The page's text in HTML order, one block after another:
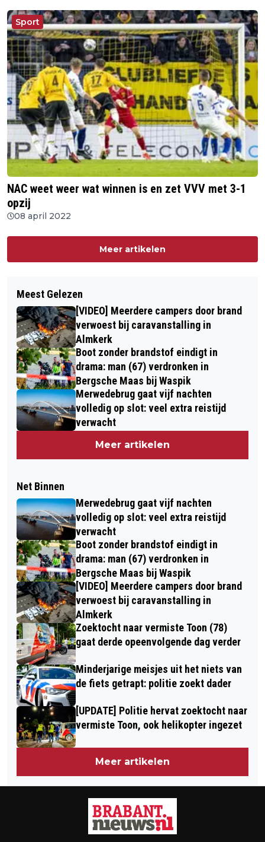
Sport
NAC weet weer wat winnen is en zet VVV met 3-1
opzij
08 april 2022
Meer artikelen
Meest Gelezen
[VIDEO] Meerdere campers door brand
verwoest bij caravanstalling in
Almkerk
Boot zonder brandstof eindigt in
drama: man (67) verdronken in
Bergsche Maas bij Waspik
Merwedebrug gaat vijf nachten
volledig op slot: veel extra reistijd
verwacht
Meer artikelen
Net Binnen
Merwedebrug gaat vijf nachten
volledig op slot: veel extra reistijd
verwacht
Boot zonder brandstof eindigt in
drama: man (67) verdronken in
Bergsche Maas bij Waspik
[VIDEO] Meerdere campers door brand
verwoest bij caravanstalling in
Almkerk
Zoektocht naar vermiste Toon (78)
gaat derde opeenvolgende dag verder
Minderjarige meisjes uit het niets van
de fiets getrapt: politie zoekt dader
[UPDATE] Politie hervat zoektocht naar
vermiste Toon, ook helikopter ingezet
Meer artikelen